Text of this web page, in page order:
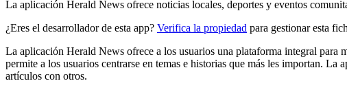
La aplicación Herald News ofrece noticias locales, deportes y eventos
¿Eres el desarrollador de esta app? Verifica la propiedad para gestionar esta
La aplicación Herald News ofrece a los usuarios una plataforma integral para
permite a los usuarios centrarse en temas e historias que más les importan.
artículos con otros.